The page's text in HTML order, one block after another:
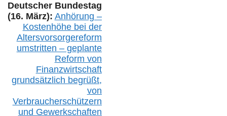
Deutscher Bundestag
(16. März): Anhörung –
Kostenhöhe bei der
Altersvorsorgereform
umstritten – geplante
Reform von
Finanzwirtschaft
grundsätzlich begrüßt,
von
Verbraucherschützern
und Gewerkschaften